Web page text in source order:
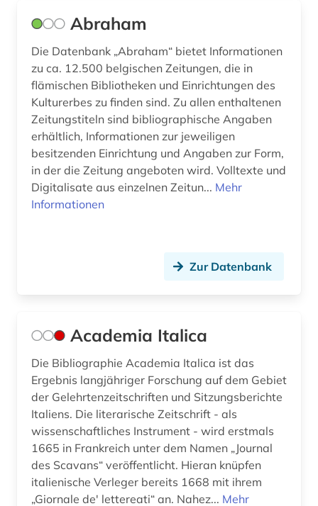
bildbearbeitung (2)
bilddatenbank (17)
bildende kunst (1)
bilder (1)
bildliche darstellung (1)
bildnis (4)
bildwissenschaft (2)
biografie (55)
biografie anfänge-1970 (1)
biographie (56)
biographie 1815-1950 (1)
Abraham
Die Datenbank „Abraham“ bietet Informationen
zu ca. 12.500 belgischen Zeitungen, die in
flämischen Bibliotheken und Einrichtungen des
Kulturerbes zu finden sind. Zu allen enthaltenen
Zeitungstiteln sind bibliographische Angaben
erhältlich, Informationen zur jeweiligen
besitzenden Einrichtung und Angaben zur Form,
in der die Zeitung angeboten wird. Volltexte und
Digitalisate aus einzelnen Zeitun... Mehr
Informationen
Zur Datenbank
Academia Italica
Die Bibliographie Academia Italica ist das
Ergebnis langjähriger Forschung auf dem Gebiet
der Gelehrtenzeitschriften und Sitzungsberichte
Italiens. Die literarische Zeitschrift - als
wissenschaftliches Instrument - wird erstmals
1665 in Frankreich unter dem Namen „Journal
des Scavans“ veröffentlicht. Hieran knüpfen
italienische Verleger bereits 1668 mit ihrem
„Giornale de' lettereati“ an. Nahez... Mehr